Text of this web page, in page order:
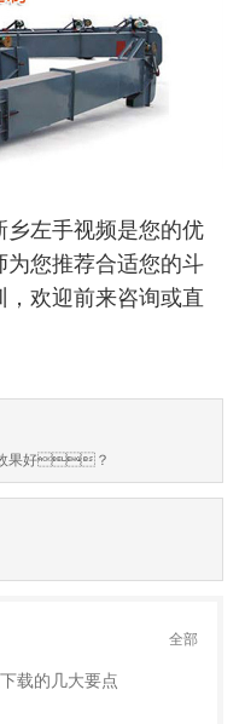
乡左手视频是您的优
为您推荐合适您的斗
，欢迎前来咨询或直
效果好？
全部
载的几大要点